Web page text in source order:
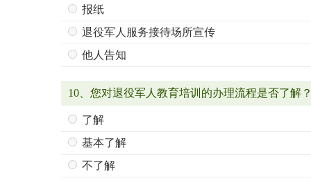
报纸
退役军人服务接待场所宣传
他人告知
10、您对退役军人教育培训的办理流程是否了解
了解
基本了解
不了解